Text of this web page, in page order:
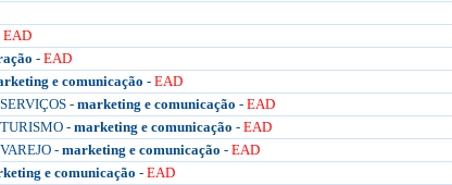
EAD
- EAD
e comunicação - EAD
-marketing e comunicação - EAD
- marketing e comunicação - EAD
- marketing e comunicação - EAD
e comunicação - EAD